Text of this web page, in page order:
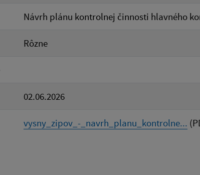
Návrh plánu kontrolnej činnosti hlavného
Rôzne
02.06.2026
vysny_zipov_-_navrh_planu_kontrolne...